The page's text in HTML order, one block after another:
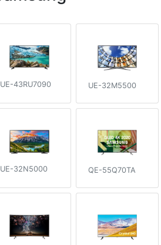
UE-43RU7090 UE-32M5500
UE-32N5000 QE-55Q70TA